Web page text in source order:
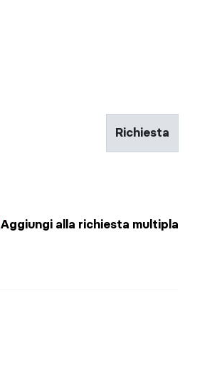
Richiesta
Aggiungi alla richiesta multipla